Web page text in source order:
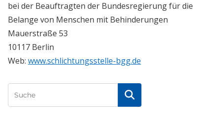
bei der Beauftragten der Bundesregierung für die
Belange von Menschen mit Behinderungen
Mauerstraße 53
10117 Berlin
Web: www.schlichtungsstelle-bgg.de
Suchen